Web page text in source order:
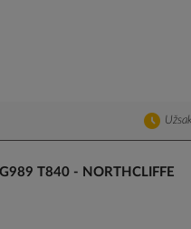
T840 - NORTHCLIFFE